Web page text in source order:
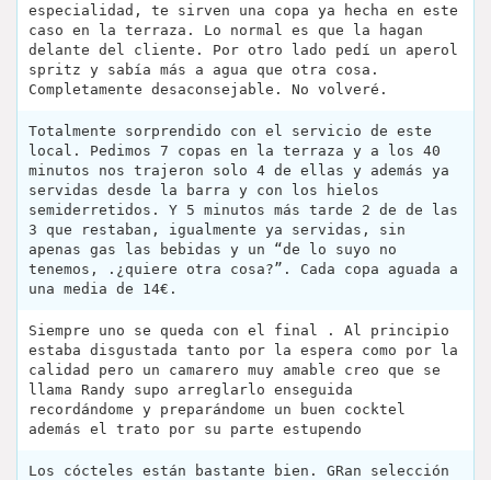
especialidad, te sirven una copa ya hecha en este
caso en la terraza. Lo normal es que la hagan
delante del cliente. Por otro lado pedí un aperol
spritz y sabía más a agua que otra cosa.
Completamente desaconsejable. No volveré.
Totalmente sorprendido con el servicio de este
local. Pedimos 7 copas en la terraza y a los 40
minutos nos trajeron solo 4 de ellas y además ya
servidas desde la barra y con los hielos
semiderretidos. Y 5 minutos más tarde 2 de de las
3 que restaban, igualmente ya servidas, sin
apenas gas las bebidas y un “de lo suyo no
tenemos, .¿quiere otra cosa?”. Cada copa aguada a
una media de 14€.
Siempre uno se queda con el final . Al principio
estaba disgustada tanto por la espera como por la
calidad pero un camarero muy amable creo que se
llama Randy supo arreglarlo enseguida
recordándome y preparándome un buen cocktel
además el trato por su parte estupendo
Los cócteles están bastante bien. GRan selección